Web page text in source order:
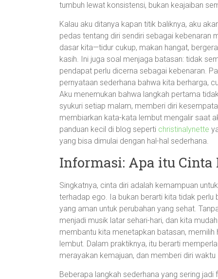
tumbuh lewat konsistensi, bukan keajaiban
Kalau aku ditanya kapan titik baliknya, aku
pedas tentang diri sendiri sebagai kebenaran
dasar kita—tidur cukup, makan hangat,
kasih. Ini juga soal menjaga batasan: tidak
pendapat perlu dicerna sebagai kebenaran.
pernyataan sederhana bahwa kita berharga,
Aku menemukan bahwa langkah pertama
syukuri setiap malam, memberi diri
membiarkan kata-kata lembut mengalir saat
panduan kecil di blog seperti christinalynette
yang bisa dimulai dengan hal-hal sederhana.
Informasi: Apa itu
Singkatnya, cinta diri adalah kemampuan
terhadap ego. Ia bukan berarti kita tidak
yang aman untuk perubahan yang sehat.
menjadi musik latar sehari-hari, dan kita
membantu kita menetapkan batasan, memilih
lembut. Dalam praktiknya, itu berarti
merayakan kemajuan, dan memberi diri
Beberapa langkah sederhana yang sering